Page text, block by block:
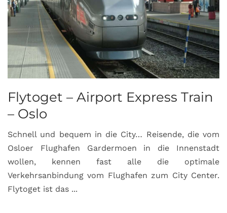
Flytoget – Airport Express Train
– Oslo
Schnell und bequem in die City… Reisende, die vom
Osloer Flughafen Gardermoen in die Innenstadt
wollen, kennen fast alle die optimale
Verkehrsanbindung vom Flughafen zum City Center.
Flytoget ist das ...